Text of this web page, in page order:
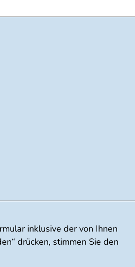
inklusive der von Ihnen
drücken, stimmen Sie den